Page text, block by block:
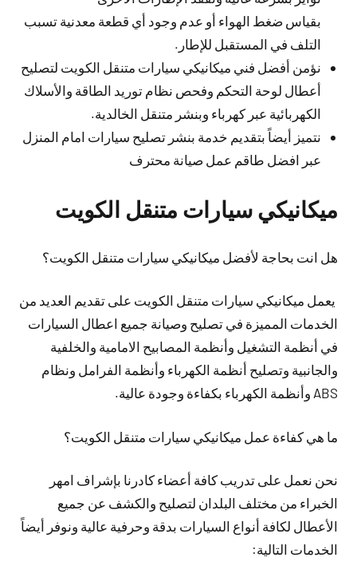
بقياس ضغط الهواء أو عدم وجود أي قطعة معدنية تسبب
التلف في المستقبل للإطار.
نؤمن أفضل فني ميكانيكي سيارات متنقل الكويت لتصليح
أعطال لوحة التحكم وفحص نظام توريد الطاقة والأسلاك
الكهربائية عبر كهرباء وبنشر متنقل الخالدية.
نتميز أيضاً بتقديم خدمة بنشر تصليح سيارات امام المنزل
عبر افضل طاقم عمل صيانة محترف
ميكانيكي سيارات متنقل الكويت
هل انت بحاجة لأفضل ميكانيكي سيارات متنقل الكويت؟
يعمل ميكانيكي سيارات متنقل الكويت على تقديم العديد من
الخدمات المميزة في تصليح وصيانة جميع اعطال السيارات
في أنظمة التشغيل وأنظمة المصابيح الامامية والخلفية
والجانبية وتصليح أنظمة الكهرباء وأنظمة الفرامل ونظام
ABS وأنظمة الكهرباء بكفاءة وجودة عالية.
ما هي كفاءة عمل ميكانيكي سيارات متنقل الكويت؟
نحن نعمل على تدريب كافة أعضاء كادرنا بإشراف امهر
الخبراء من مختلف البلدان لتصليح والكشف عن جميع
الأعطال لكافة أنواع السيارات بدقة وحرفية عالية ونوفر أيضاً
الخدمات التالية: